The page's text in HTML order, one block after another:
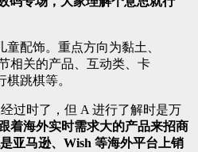
配饰。重点方向为黏土、
相关的产品、互动类、卡
跳棋等。
过时了，但 A 进行了解时是万
着海外实时需求大的产品来招商
亚马逊、Wish 等海外平台上销